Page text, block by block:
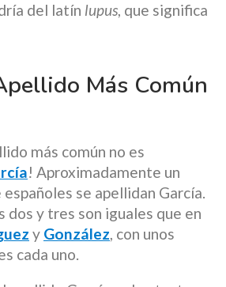
del latín lupus, que significa
Más Común
más común no es
! Aproximadamente un
se apellidan García.
dos y tres son iguales que en
y González, con unos
cada uno.